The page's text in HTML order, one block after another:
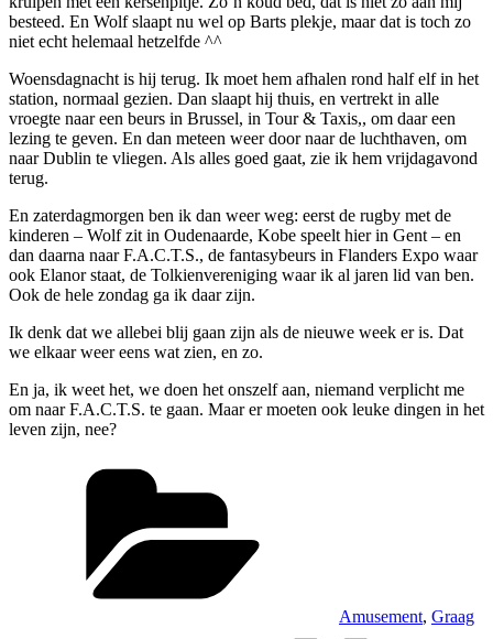
besteed. En Wolf slaapt nu wel op Barts plekje, maar dat is toch zo
niet echt helemaal hetzelfde ^^
Woensdagnacht is hij terug. Ik moet hem afhalen rond half elf in het
station, normaal gezien. Dan slaapt hij thuis, en vertrekt in alle
vroegte naar een beurs in Brussel, in Tour & Taxis,, om daar een
lezing te geven. En dan meteen weer door naar de luchthaven, om
naar Dublin te vliegen. Als alles goed gaat, zie ik hem vrijdagavond
terug.
En zaterdagmorgen ben ik dan weer weg: eerst de rugby met de
kinderen – Wolf zit in Oudenaarde, Kobe speelt hier in Gent – en
dan daarna naar F.A.C.T.S., de fantasybeurs in Flanders Expo waar
ook Elanor staat, de Tolkienvereniging waar ik al jaren lid van ben.
Ook de hele zondag ga ik daar zijn.
Ik denk dat we allebei blij gaan zijn als de nieuwe week er is. Dat
we elkaar weer eens wat zien, en zo.
En ja, ik weet het, we doen het onszelf aan, niemand verplicht me
om naar F.A.C.T.S. te gaan. Maar er moeten ook leuke dingen in het
leven zijn, nee?
Amusement, Graag